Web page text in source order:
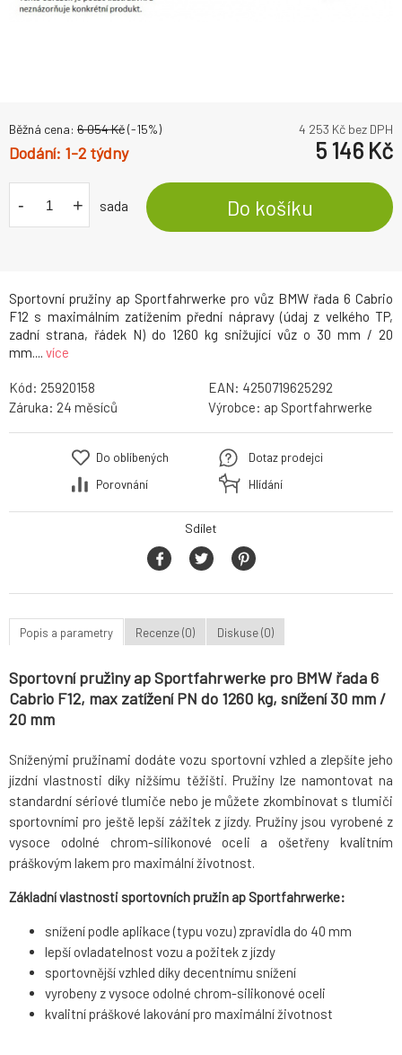
Sportovní pružiny ap Sportfahrwerke pro vůz BMW řada 6 Cabrio
F12 s maximálním zatížením přední nápravy (údaj z velkého TP,
zadní strana, řádek N) do 1260 kg snižující vůz o 30 mm / 20
mm.... více
Běžná cena: 6 054Kč(-15%) 4 253 Kč bez DPH
1-2 týdny 5 146 Kč
- + sada Do košíku
Kód: 25920158 EAN: 4250719625292
Záruka: 24 Výrobce: ap Sportfahrwerke
Do oblíbených
Porovnání
Dotaz prodejci
Hlídání
Sdílet
Popis a parametry Recenze (0) Diskuse (0)
Sportovní pružiny ap Sportfahrwerke pro BMW řada 6
Cabrio F12, max zatížení PN do 1260 kg, snížení 30 mm /
20 mm
Sníženými pružinami dodáte vozu sportovní vzhled a zlepšíte jeho
jízdní vlastnosti díky nižšímu těžišti. Pružiny lze namontovat na
standardní sériové tlumiče nebo je můžete zkombinovat s tlumiči
sportovními pro ještě lepší zážitek z jízdy. Pružiny jsou vyrobené z
vysoce odolné chrom-silikonové oceli a ošetřeny kvalitním
práškovým lakem pro maximální životnost.
Základní vlastnosti sportovních pružin ap Sportfahrwerke:
snížení podle aplikace (typu vozu) zpravidla do 40 mm
lepší ovladatelnost vozu a požitek z jízdy
sportovnější vzhled díky decentnímu snížení
vyrobeny z vysoce odolné chrom-silikonové oceli
kvalitní práškové lakování pro maximální životnost